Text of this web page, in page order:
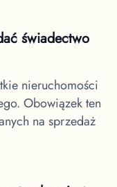
świadectwo
nieruchomości
Obowiązek ten
na sprzedaż